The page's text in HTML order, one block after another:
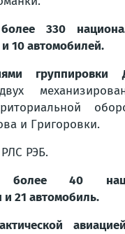
330
10 автомобилей.
группировки
и Григоровки.
РЭБ.
более 40
21 автомобиль.